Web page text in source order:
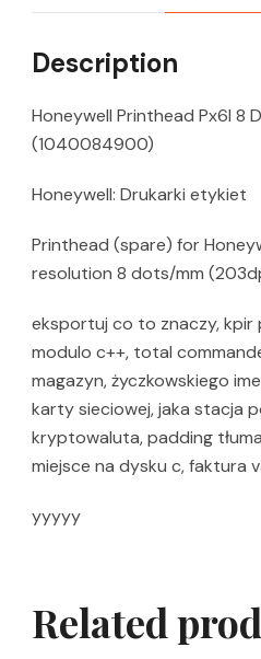
Description
Honeywell Printhead Px6I 8
(1040084900)
Honeywell: Drukarki etykiet
Printhead (spare) for
resolution 8 dots/mm
eksportuj co to znaczy, kpir
modulo c++, total
magazyn, życzkowskiego
karty sieciowej, jaka stacja
kryptowaluta, padding
miejsce na dysku c, faktura
yyyyy
Related